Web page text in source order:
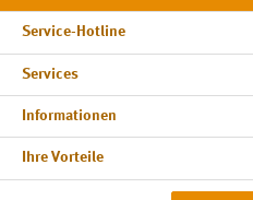
Service-Hotline
Services
Informationen
Ihre Vorteile